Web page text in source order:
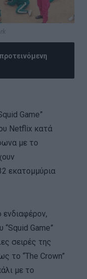
Game”
Netflix κατά
με το
εκατομμύρια
Game”
σειρές της
το “The Crown”
με το